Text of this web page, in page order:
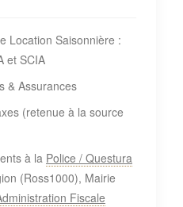
Location Saisonnière :
et SCIA
& Assurances
(retenue à la source
à la Police / Questura
(Ross1000), Mairie
Fiscale